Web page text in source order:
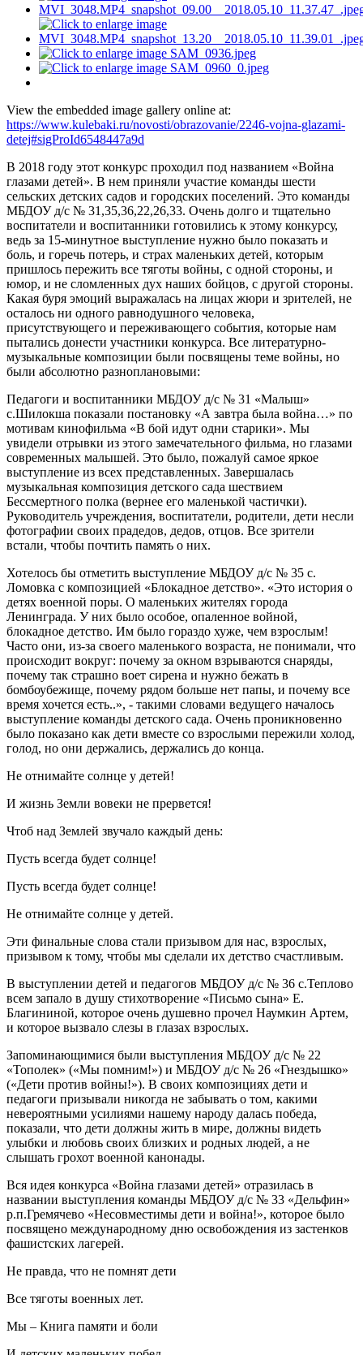
View the embedded image gallery online at:
https://www.kulebaki.ru/novosti/obrazovanie/2246-vojna-glazami-
detej#sigProId6548447a9d
В 2018 году этот конкурс проходил под названием «Война
глазами детей». В нем приняли участие команды шести
сельских детских садов и городских поселений. Это команды
МБДОУ д/с № 31,35,36,22,26,33. Очень долго и тщательно
воспитатели и воспитанники готовились к этому конкурсу,
ведь за 15-минутное выступление нужно было показать и
боль, и горечь потерь, и страх маленьких детей, которым
пришлось пережить все тяготы войны, с одной стороны, и
юмор, и не сломленных дух наших бойцов, с другой стороны.
Какая буря эмоций выражалась на лицах жюри и зрителей, не
осталось ни одного равнодушного человека,
присутствующего и переживающего события, которые нам
пытались донести участники конкурса. Все литературно-
музыкальные композиции были посвящены теме войны, но
были абсолютно разноплановыми:
Педагоги и воспитанники МБДОУ д/с № 31 «Малыш»
с.Шилокша показали постановку «А завтра была война…» по
мотивам кинофильма «В бой идут одни старики». Мы
увидели отрывки из этого замечательного фильма, но глазами
современных малышей. Это было, пожалуй самое яркое
выступление из всех представленных. Завершалась
музыкальная композиция детского сада шествием
Бессмертного полка (вернее его маленькой частички).
Руководитель учреждения, воспитатели, родители, дети несли
фотографии своих прадедов, дедов, отцов. Все зрители
встали, чтобы почтить память о них.
Хотелось бы отметить выступление МБДОУ д/с № 35 с.
Ломовка с композицией «Блокадное детство». «Это история о
детях военной поры. О маленьких жителях города
Ленинграда. У них было особое, опаленное войной,
блокадное детство. Им было гораздо хуже, чем взрослым!
Часто они, из-за своего маленького возраста, не понимали, что
происходит вокруг: почему за окном взрываются снаряды,
почему так страшно воет сирена и нужно бежать в
бомбоубежище, почему рядом больше нет папы, и почему все
время хочется есть..», - такими словами ведущего началось
выступление команды детского сада. Очень проникновенно
было показано как дети вместе со взрослыми пережили холод,
голод, но они держались, держались до конца.
Не отнимайте солнце у детей!
И жизнь Земли вовеки не прервется!
Чтоб над Землей звучало каждый день:
Пусть всегда будет солнце!
Пусть всегда будет солнце!
Не отнимайте солнце у детей.
Эти финальные слова стали призывом для нас, взрослых,
призывом к тому, чтобы мы сделали их детство счастливым.
В выступлении детей и педагогов МБДОУ д/с № 36 с.Теплово
всем запало в душу стихотворение «Письмо сына» Е.
Благининой, которое очень душевно прочел Наумкин Артем,
и которое вызвало слезы в глазах взрослых.
Запоминающимися были выступления МБДОУ д/с № 22
«Тополек» («Мы помним!») и МБДОУ д/с № 26 «Гнездышко»
(«Дети против войны!»). В своих композициях дети и
педагоги призывали никогда не забывать о том, какими
невероятными усилиями нашему народу далась победа,
показали, что дети должны жить в мире, должны видеть
улыбки и любовь своих близких и родных людей, а не
слышать грохот военной канонады.
Вся идея конкурса «Война глазами детей» отразилась в
названии выступления команды МБДОУ д/с № 33 «Дельфин»
р.п.Гремячево «Несовместимы дети и война!», которое было
посвящено международному дню освобождения из застенков
фашистских лагерей.
Не правда, что не помнят дети
Все тяготы военных лет.
Мы – Книга памяти и боли